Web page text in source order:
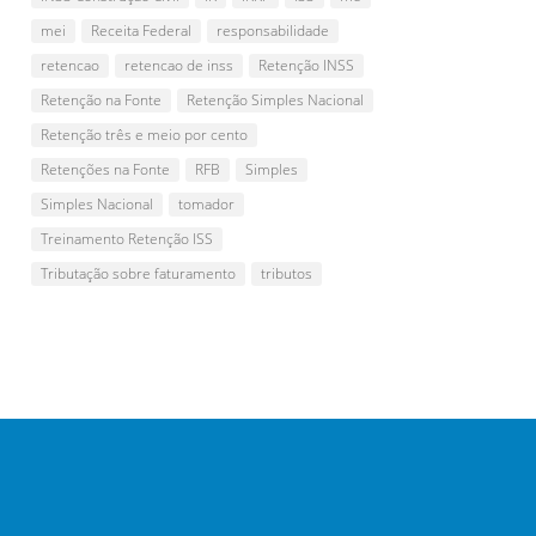
mei
Receita Federal
responsabilidade
retencao
retencao de inss
Retenção INSS
Retenção na Fonte
Retenção Simples Nacional
Retenção três e meio por cento
Retenções na Fonte
RFB
Simples
Simples Nacional
tomador
Treinamento Retenção ISS
Tributação sobre faturamento
tributos